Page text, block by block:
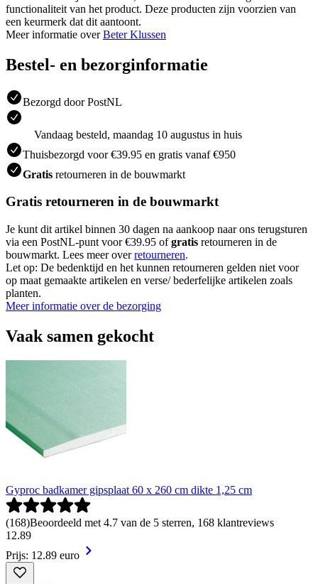
functionaliteit van het product. Deze producten zijn voorzien van
een keurmerk dat dit aantoont.
Meer informatie overBeter Klussen
Bestel- en bezorginformatie
Bezorgd door PostNL
Vandaag besteld, maandag 10 augustus in huis
Thuisbezorgd voor €39.95 en gratis vanaf €950
Gratis retourneren in de bouwmarkt
Gratis retourneren in de bouwmarkt
Je kunt dit artikel binnen 30 dagen na aankoop naar ons terugsturen
via een PostNL-punt voor €39.95 ofgratis retourneren in de
bouwmarkt. Lees meer overretourneren.
Let op: De bedenktijd en het kunnen retourneren gelden niet voor
op maat gemaakte artikelen en verse/ bederfelijke artikelen zoals
planten.
Meer informatie over de bezorging
Vaak samen gekocht
Gyproc badkamer gipsplaat 60 x 260 cm dikte 1,25 cm
(168)Beoordeeld met 4.7 van de 5 sterren, 168 klantreviews
12.89
Prijs: 12.89 euro